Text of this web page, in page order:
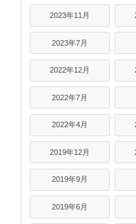
2023年11月
2023年7月
2022年12月
2022年7月
2022年4月
2019年12月
2019年9月
2019年6月